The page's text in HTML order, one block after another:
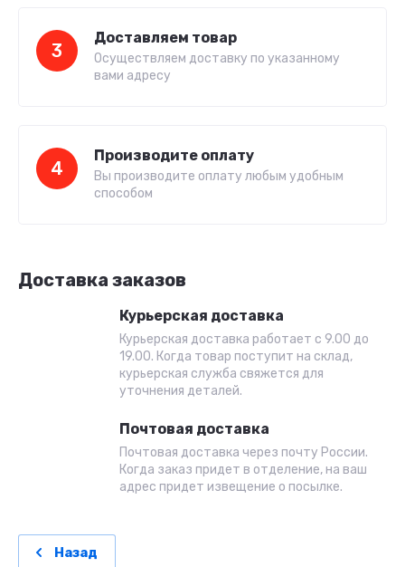
3
Доставляем товар
Осуществляем доставку по указанному
вами адресу
4
Производите оплату
Вы производите оплату любым удобным
способом
Доставка заказов
Курьерская доставка
Курьерская доставка работает с 9.00 до
19.00. Когда товар поступит на склад,
курьерская служба свяжется для
уточнения деталей.
Почтовая доставка
Почтовая доставка через почту России.
Когда заказ придет в отделение, на ваш
адрес придет извещение о посылке.
Назад